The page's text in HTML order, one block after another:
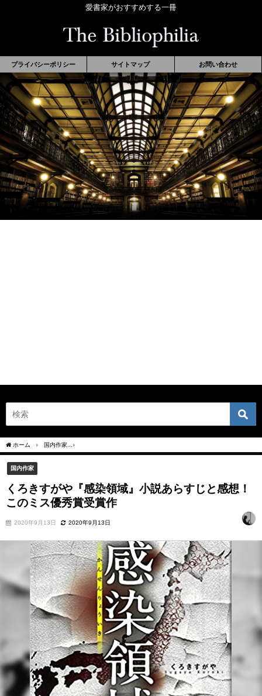
愛書家がおすすめする一冊
プライバシーポリシー サイトマップ お問い合わせ
ホーム 国内作家
国内作家
くろきすがや『感染領域』小説あらすじと感想！
このミス優秀賞受賞作
2020年9月13日 2020年9月13日